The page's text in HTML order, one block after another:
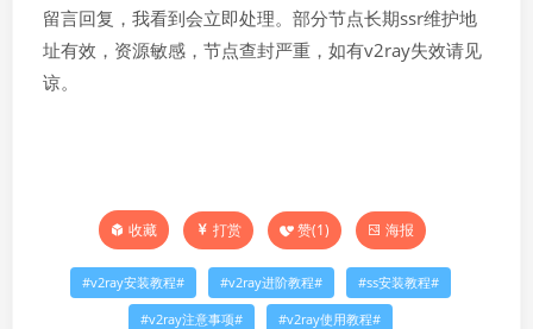
留言回复，我看到会立即处理。部分节点长期ssr维护地
址有效，资源敏感，节点查封严重，如有v2ray失效请见
谅。
收藏 打赏 赞(1) 海报
v2ray安装教程 v2ray进阶教程 ss安装教程
v2ray注意事项 v2ray使用教程